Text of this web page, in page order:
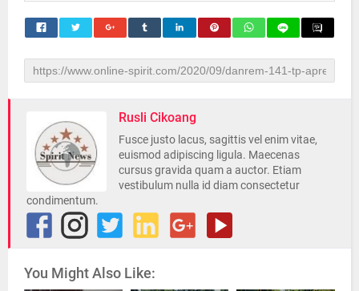
Rusli Cikoang
Fusce justo lacus, sagittis vel enim vitae,
euismod adipiscing ligula. Maecenas
cursus gravida quam a auctor. Etiam
vestibulum nulla id diam consectetur
condimentum.
You Might Also Like: